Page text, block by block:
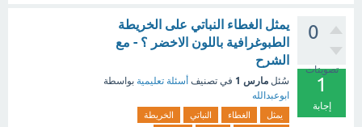
0
تصويتات
1
إجابة
يمثل الغطاء النباتي على الخريطة
الطبوغرافية باللون الاخضر ؟ - مع
الشرح
سُئل مارس 1 في تصنيف أسئلة تعليمية بواسطة
ابوعبدالله
يمثل الغطاء النباتي
الخريطة